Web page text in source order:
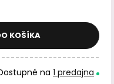
KOŠÍKA
na 1 predajna